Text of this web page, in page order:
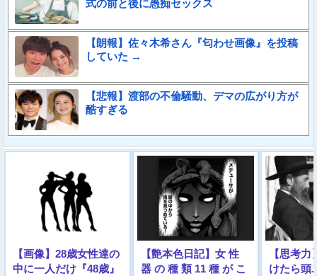
式の前と後に愚痴セックス
【朗報】佐々木希さん『匂わせ画像』を投稿
していた →
【悲報】渡部の不倫騒動、デマの広がり方が
酷すぎる
【画像】28歳女性達の
中に一人だけ『48歳』
【艶本色日記】女 性
器 の 種 類 11 種 が こ
【思考
けたら頭